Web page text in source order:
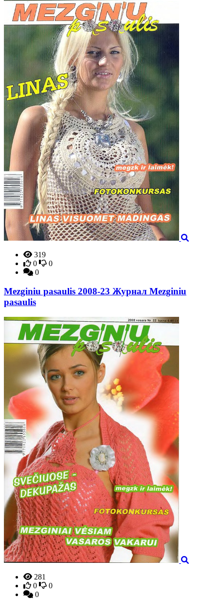
319
0
0
0
Mezginiu pasaulis 2008-23 Журнал Mezginiu
pasaulis
281
0
0
0